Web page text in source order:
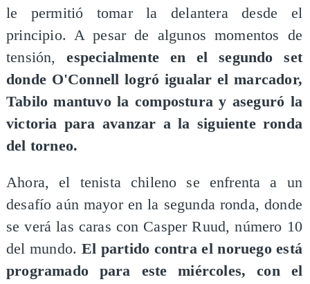
le permitió tomar la delantera desde el
principio. A pesar de algunos momentos de
tensión,
especialmente en el segundo set
donde O'Connell logró igualar el marcador,
Tabilo mantuvo la compostura y aseguró la
victoria para avanzar a la siguiente ronda
del torneo.
Ahora, el tenista chileno se enfrenta a un
desafío aún mayor en la segunda ronda, donde
se verá las caras con Casper Ruud, número 10
del mundo. El partido contra el noruego está
programado para este miércoles, con el